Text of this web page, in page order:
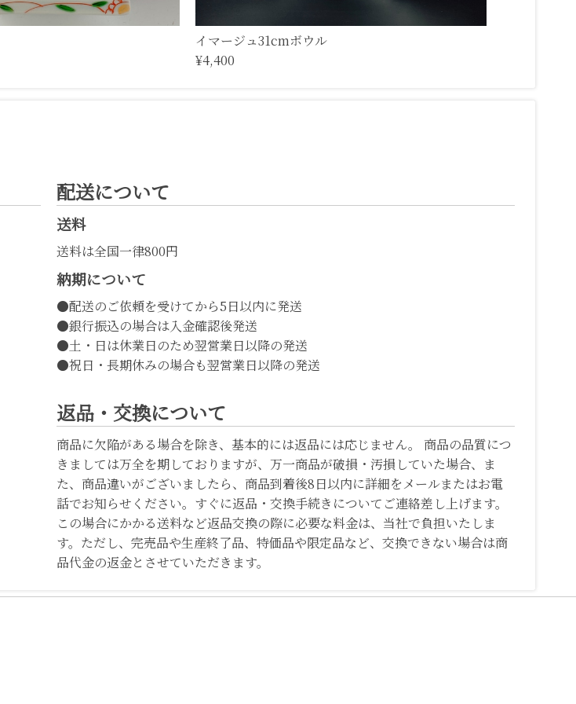
イマージュ31cmボウル
¥4,400
配送について
送料
送料は全国一律800円
納期について
●配送のご依頼を受けてから5日以内に発送
●銀行振込の場合は入金確認後発送
●土・日は休業日のため翌営業日以降の発送
●祝日・長期休みの場合も翌営業日以降の発送
返品・交換について
商品に欠陥がある場合を除き、基本的には返品には応じません。 商品の品質につ
きましては万全を期しておりますが、万一商品が破損・汚損していた場合、ま
た、商品違いがございましたら、商品到着後8日以内に詳細をメールまたはお電
話でお知らせください。すぐに返品・交換手続きについてご連絡差し上げます。
この場合にかかる送料など返品交換の際に必要な料金は、当社で負担いたしま
す。ただし、完売品や生産終了品、特価品や限定品など、交換できない場合は商
品代金の返金とさせていただきます。